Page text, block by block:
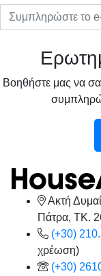
Βοηθήστε μας να
Ακτή
Πάτρα, TK.
(+30)
χρέωση)
(+30)